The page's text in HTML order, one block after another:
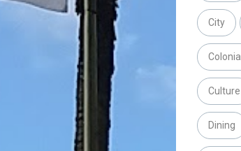
City
Colonial
Culture
Dining